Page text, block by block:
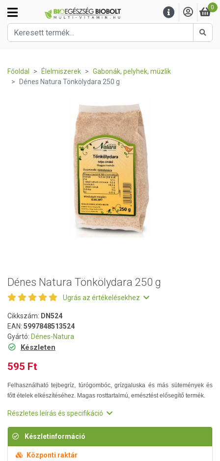
0
Főoldal Élelmiszerek
Gabonák, pelyhek, müzlik
Dénes Natura Tönkölydara 250 g
Dénes Natura Tönkölydara 250 g
Ugrás az értékelésekhez
Cikkszám: DN524
EAN: 5997848513524
Gyártó: Dénes-Natura
Készleten
595 Ft
Felhasználható tejbegríz, túrógombóc, grízgaluska és más sütemények és
főtt ételek elkészítéséhez. Magas rosttartalmú, emésztést elősegítő termék.
Részletes leírás és specifikáció
Készletinformáció
Központi raktár